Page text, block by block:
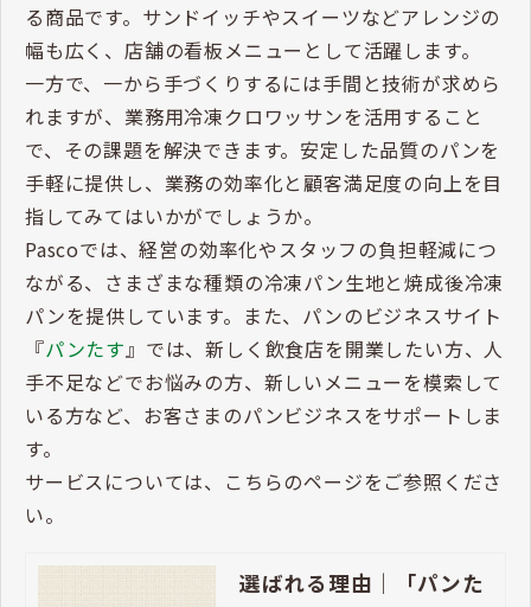
る商品です。サンドイッチやスイーツなどアレンジの
幅も広く、店舗の看板メニューとして活躍します。
一方で、一から手づくりするには手間と技術が求めら
れますが、業務用冷凍クロワッサンを活用すること
で、その課題を解決できます。安定した品質のパンを
手軽に提供し、業務の効率化と顧客満足度の向上を目
指してみてはいかがでしょうか。
Pascoでは、経営の効率化やスタッフの負担軽減につ
ながる、さまざまな種類の冷凍パン生地と焼成後冷凍
パンを提供しています。また、パンのビジネスサイト
『パンたす』では、新しく飲食店を開業したい方、人
手不足などでお悩みの方、新しいメニューを模索して
いる方など、お客さまのパンビジネスをサポートしま
す。
サービスについては、こちらのページをご参照くださ
い。
選ばれる理由｜「パンた